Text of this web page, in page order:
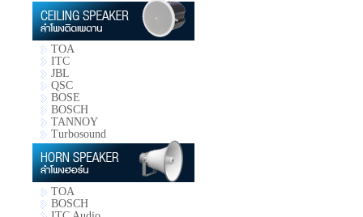
TOA
ITC
JBL
QSC
BOSE
BOSCH
TANNOY
Turbosound
TOA
BOSCH